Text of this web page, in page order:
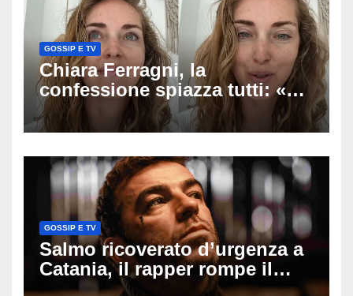
GOSSIP E TV
Chiara Ferragni, la
confessione spiazza tutti: «Un
mio ex voleva che mi rifacessi
il seno». Poi svela i ritocchi di
GOSSIP E TV
Salmo ricoverato d’urgenza a
Catania, il rapper rompe il
silenzio dopo la notte in